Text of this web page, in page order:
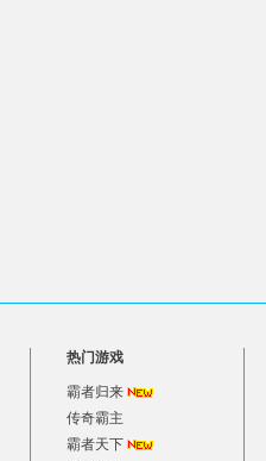
热门游戏
霸者归来
传奇霸主
霸者天下